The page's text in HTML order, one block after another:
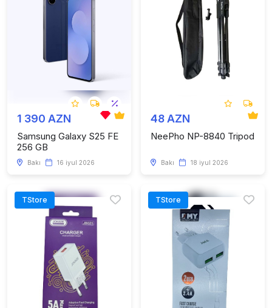
1 390 AZN
Samsung Galaxy S25 FE
256 GB
Bakı 16 iyul 2026
48 AZN
NeePho NP-8840 Tripod
Bakı 18 iyul 2026
TStore TStore